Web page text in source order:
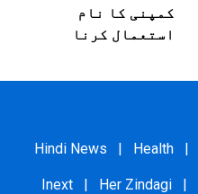
کمپنی کا نام
استعمال کرنا
Hindi News | Health |
Inext | Her Zindagi |